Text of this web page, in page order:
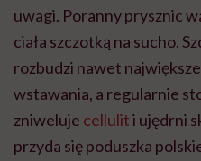
uwagi. Poranny prysznic
ciała szczotką na sucho.
rozbudzi nawet
wstawania, a regularnie
zniweluje celluliti ujędrni
przyda się poduszka